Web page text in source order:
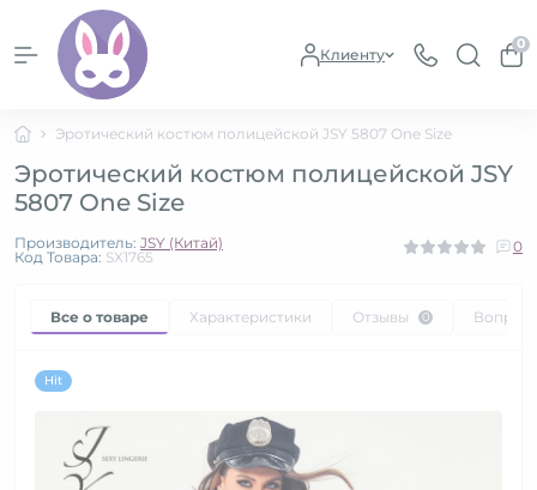
Клиенту
0
Эротический костюм полицейской JSY 5807 One Size
Эротический костюм полицейской JSY
5807 One Size
Производитель: JSY (Китай)
Код Товара: SX1765
0
Все о товаре Характеристики Отзывы 0
Hit